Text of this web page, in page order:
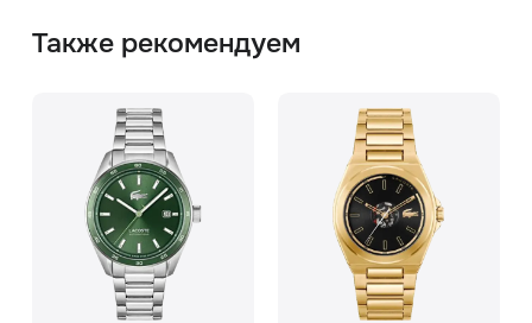
Также рекомендуем